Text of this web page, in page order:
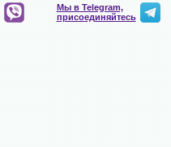
Мы в Telegram,
присоединяйтесь